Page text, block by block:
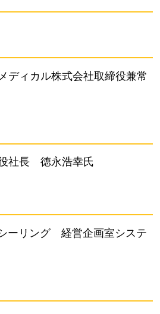
ディカル株式会社取締役兼常
社長 徳永浩幸氏
ーリング 経営企画室システ